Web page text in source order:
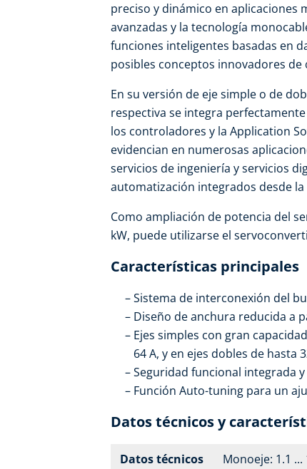
preciso y dinámico en aplicaciones
avanzadas y la tecnología
funciones inteligentes basadas en
posibles conceptos innovadores
En su versión de eje simple o de
respectiva se integra
los controladores y la Application
evidencian en numerosas
servicios de ingeniería y servicios
automatización integrados desde
Como ampliación de potencia del
kW, puede utilizarse el
Características principales
Sistema de interconexión del
Diseño de anchura reducida a
Ejes simples con gran
64 A, y en ejes dobles de hasta
Seguridad funcional integrada
Función Auto-tuning para un
Datos técnicos y
Datos técnicos
Monoeje: 1.1 ...